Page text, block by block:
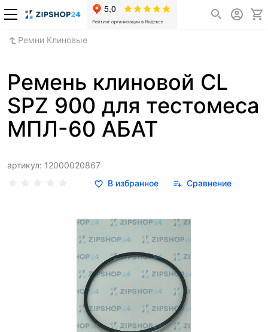
Ремни Клиновые
Ремень клиновой CL
SPZ 900 для тестомеса
МПЛ-60 АБАТ
артикул: 12000020867
В избранное
Сравнение